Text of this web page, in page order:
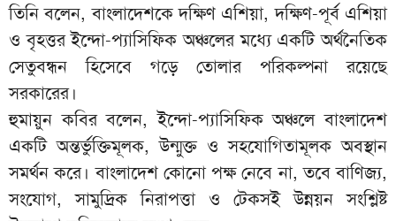
তিনি বলেন, বাংলাদেশকে দক্ষিণ এশিয়া, দক্ষিণ-পূর্ব এশিয়া
ও বৃহত্তর ইন্দো-প্যাসিফিক অঞ্চলের মধ্যে একটি অর্থনৈতিক
সেতুবন্ধন হিসেবে গড়ে তোলার পরিকল্পনা রয়েছে
সরকারের।
হুমায়ুন কবির বলেন, ইন্দো-প্যাসিফিক অঞ্চলে বাংলাদেশ
একটি অন্তর্ভুক্তিমূলক, উন্মুক্ত ও সহযোগিতামূলক অবস্থান
সমর্থন করে। বাংলাদেশ কোনো পক্ষ নেবে না, তবে বাণিজ্য,
সংযোগ, সামুদ্রিক নিরাপত্তা ও টেকসই উন্নয়ন সংশ্লিষ্ট